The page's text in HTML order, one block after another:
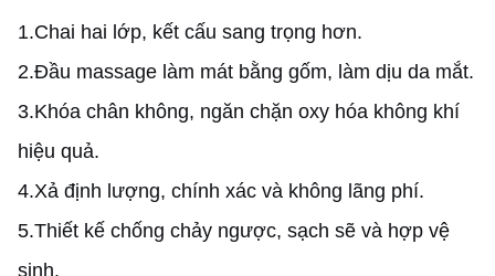
1.Chai hai lớp, kết cấu sang trọng hơn.
2.Đầu massage làm mát bằng gốm, làm dịu da mắt.
3.Khóa chân không, ngăn chặn oxy hóa không khí
hiệu quả.
4.Xả định lượng, chính xác và không lãng phí.
5.Thiết kế chống chảy ngược, sạch sẽ và hợp vệ
sinh.